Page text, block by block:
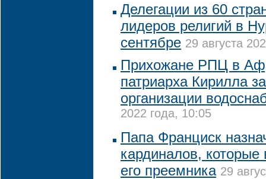
Делегации из 60
лидеров религий в
сентябре 29 августа
Прихожане РПЦ в
патриарха Кирилла
организации
2022 года, 10:05
Папа Франциск
кардиналов,
его преемника 29